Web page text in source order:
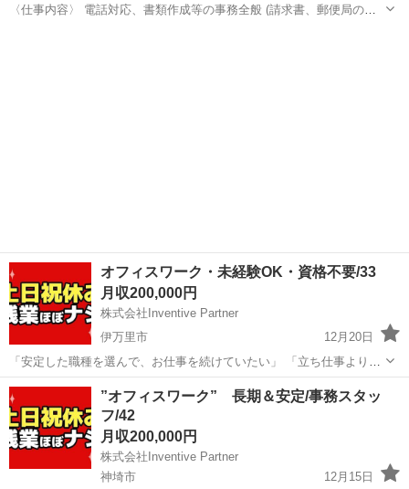
〈仕事内容〉 電話対応、書類作成等の事務全般 (請求書、郵便局の仕
オフィスワーク・未経験OK・資格不要/33
月収200,000円
株式会社Inventive Partner
伊万里市
12月20日
「安定した職種を選んで、お仕事を続けていたい」 「立ち仕事より座
り仕事がいい」 「テキパキと作業することが得意」など 応募理由はさ
まざまなので、面接時に色々お話しましょう！ 電話対応、書類作成等
の事務全般 (請...
佐賀 伊万里市 未経験
”オフィスワーク” 長期＆安定/事務スタッ
フ/42
月収200,000円
株式会社Inventive Partner
神埼市
12月15日